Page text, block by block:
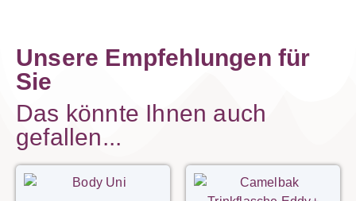
Unsere Empfehlungen für
Sie
Das könnte Ihnen auch
gefallen...